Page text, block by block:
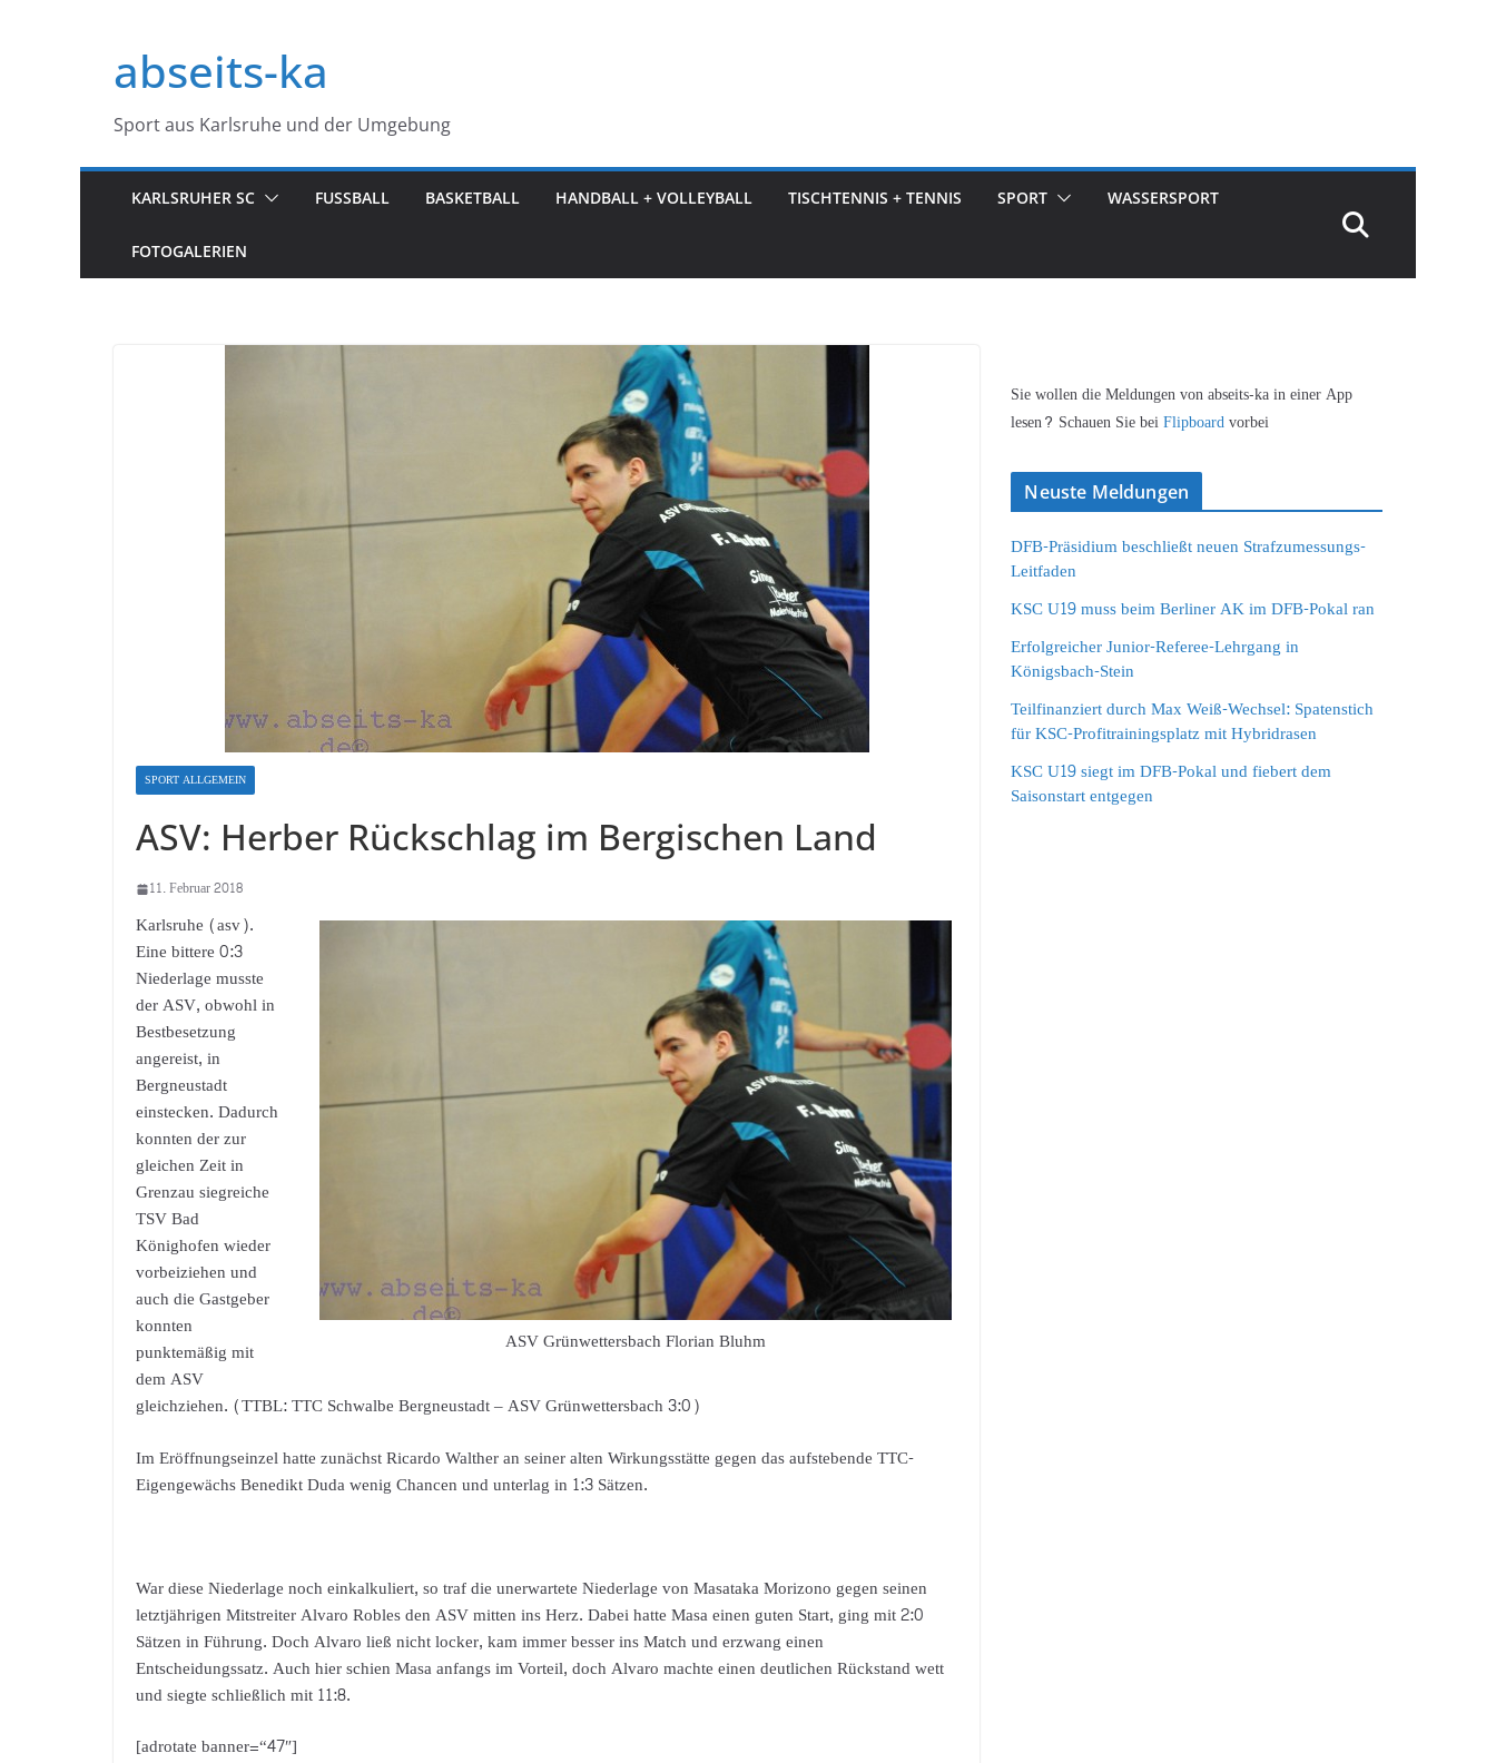
springenabseits-ka
Sport aus Karlsruhe und der Umgebung
KARLSRUHER SC FUSSBALL BASKETBALL HANDBALL + VOLLEYBALL TISCHTENNIS + TENNIS SPORT WASSERSPORT
FOTOGALERIEN
SPORT ALLGEMEIN
ASV: Herber Rückschlag im Bergischen Land
11. Februar 2018
ASV Grünwettersbach Florian Bluhm
Karlsruhe (asv).
Eine bittere 0:3
Niederlage musste
der ASV, obwohl in
Bestbesetzung
angereist, in
Bergneustadt
einstecken. Dadurch
konnten der zur
gleichen Zeit in
Grenzau siegreiche
TSV Bad
Könighofen wieder
vorbeiziehen und
auch die Gastgeber
konnten
punktemäßig mit
dem ASV
gleichziehen. (TTBL: TTC Schwalbe Bergneustadt – ASV Grünwettersbach 3:0)
Im Eröffnungseinzel hatte zunächst Ricardo Walther an seiner alten Wirkungsstätte gegen das aufstebende TTC-
Eigengewächs Benedikt Duda wenig Chancen und unterlag in 1:3 Sätzen.
War diese Niederlage noch einkalkuliert, so traf die unerwartete Niederlage von Masataka Morizono gegen seinen
letztjährigen Mitstreiter Alvaro Robles den ASV mitten ins Herz. Dabei hatte Masa einen guten Start, ging mit 2:0
Sätzen in Führung. Doch Alvaro ließ nicht locker, kam immer besser ins Match und erzwang einen
Entscheidungssatz. Auch hier schien Masa anfangs im Vorteil, doch Alvaro machte einen deutlichen Rückstand wett
und siegte schließlich mit 11:8.
[adrotate banner=“47″]
Sie wollen die Meldungen von abseits-ka in einer App
lesen? Schauen Sie beiFlipboardvorbei
Neuste Meldungen
DFB-Präsidium beschließt neuen Strafzumessungs-
Leitfaden
KSC U19 muss beim Berliner AK im DFB-Pokal ran
Erfolgreicher Junior-Referee-Lehrgang in
Königsbach-Stein
Teilfinanziert durch Max Weiß-Wechsel: Spatenstich
für KSC-Profitrainingsplatz mit Hybridrasen
KSC U19 siegt im DFB-Pokal und fiebert dem
Saisonstart entgegen